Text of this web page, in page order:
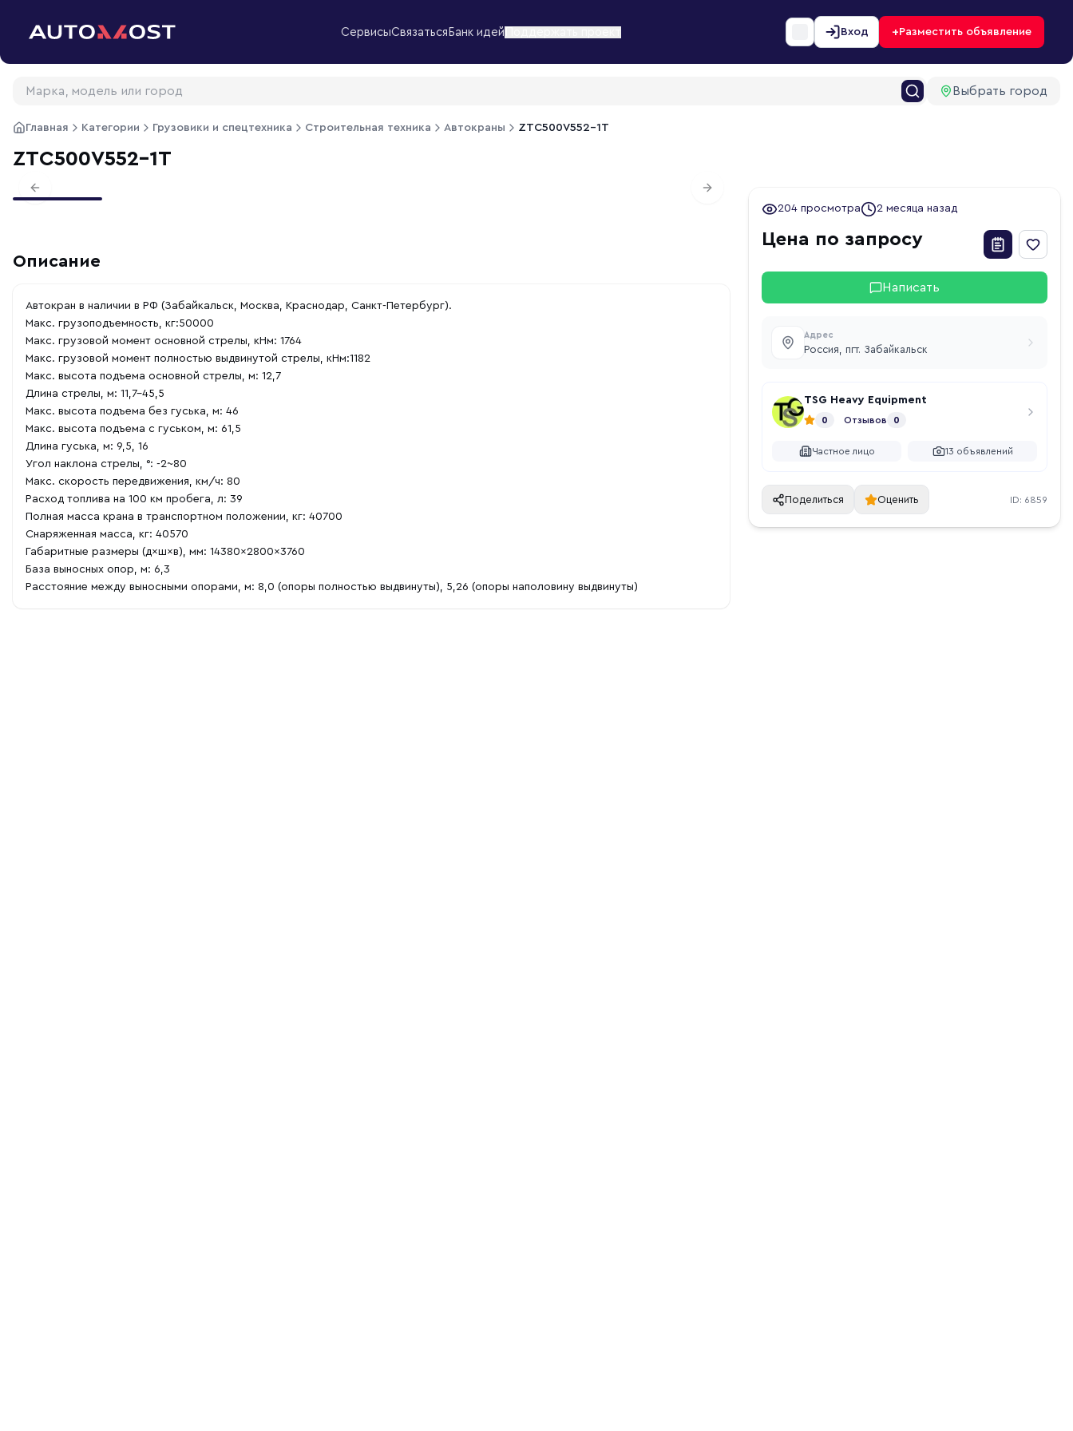
СервисыСвязаться Банк идей Вход + Разместить объявление
Выбрать город
Главная Категории Грузовики и спецтехника Строительная техника Автокраны ZTC500V552-1T
ZTC500V552-1T
Previous slide
Next slide
204 просмотра
2 месяца назад
Цена по запросу
Написать
Адрес
Россия, пгт. Забайкальск
TSG Heavy Equipment
0 Отзывов 0
Частное лицо 13 объявлений
Поделиться Оценить ID: 6859
Описание
Автокран в наличии в РФ (Забайкальск, Москва, Краснодар, Санкт-Петербург).
Макс. грузоподъемность, кг:50000
Макс. грузовой момент основной стрелы, кНм: 1764
Макс. грузовой момент полностью выдвинутой стрелы, кНм:1182
Макс. высота подъема основной стрелы, м: 12,7
Длина стрелы, м: 11,7-45,5
Макс. высота подъема без гуська, м: 46
Макс. высота подъема с гуськом, м: 61,5
Длина гуська, м: 9,5, 16
Угол наклона стрелы, °: -2~80
Макс. скорость передвижения, км/ч: 80
Расход топлива на 100 км пробега, л: 39
Полная масса крана в транспортном положении, кг: 40700
Снаряженная масса, кг: 40570
Габаритные размеры (д×ш×в), мм: 14380×2800×3760
База выносных опор, м: 6,3
Расстояние между выносными опорами, м: 8,0 (опоры полностью выдвинуты), 5,26 (опоры наполовину выдвинуты)